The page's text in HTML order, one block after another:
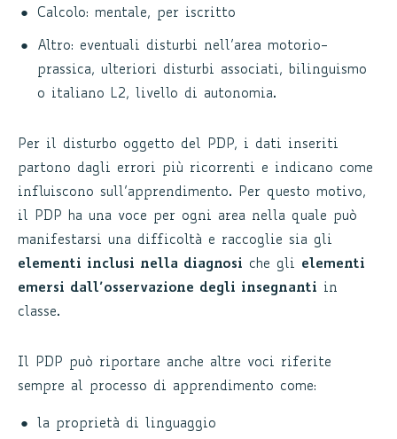
Calcolo: mentale, per iscritto
Altro: eventuali disturbi nell’area motorio-
prassica, ulteriori disturbi associati, bilinguismo
o italiano L2, livello di autonomia.
Per il disturbo oggetto del PDP, i dati inseriti
partono dagli errori più ricorrenti e indicano come
influiscono sull’apprendimento. Per questo motivo,
il PDP ha una voce per ogni area nella quale può
manifestarsi una difficoltà e raccoglie sia gli
elementi inclusi nella diagnosi che gli elementi
emersi dall’osservazione degli insegnanti in
classe.
Il PDP può riportare anche altre voci riferite
sempre al processo di apprendimento come:
la proprietà di linguaggio